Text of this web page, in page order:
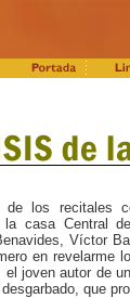
de los recitales
la casa Central
Víctor
en revelarme
el joven autor de
que